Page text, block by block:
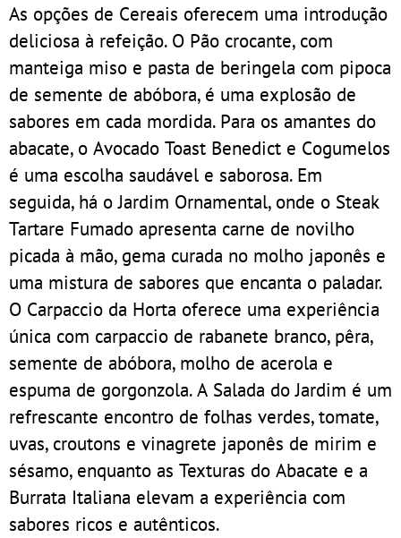
As opções de Cereais oferecem uma introdução
deliciosa à refeição. O Pão crocante, com
manteiga miso e pasta de beringela com pipoca
de semente de abóbora, é uma explosão de
sabores em cada mordida. Para os amantes do
abacate, o Avocado Toast Benedict e Cogumelos
é uma escolha saudável e saborosa. Em
seguida, há o Jardim Ornamental, onde o Steak
Tartare Fumado apresenta carne de novilho
picada à mão, gema curada no molho japonês e
uma mistura de sabores que encanta o paladar.
O Carpaccio da Horta oferece uma experiência
única com carpaccio de rabanete branco, pêra,
semente de abóbora, molho de acerola e
espuma de gorgonzola. A Salada do Jardim é um
refrescante encontro de folhas verdes, tomate,
uvas, croutons e vinagrete japonês de mirim e
sésamo, enquanto as Texturas do Abacate e a
Burrata Italiana elevam a experiência com
sabores ricos e autênticos.